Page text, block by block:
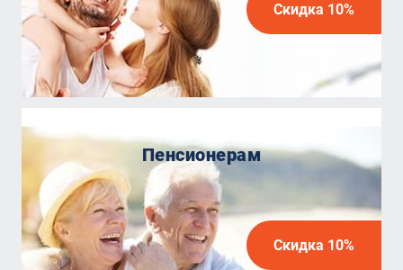
Скидка 10%
Пенсионерам
Скидка 10%